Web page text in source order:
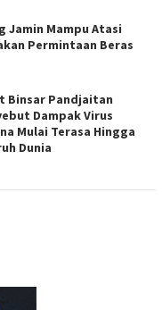
Jamin Mampu Atasi
Permintaan Beras
Binsar Pandjaitan
Dampak Virus
Mulai Terasa Hingga
Dunia